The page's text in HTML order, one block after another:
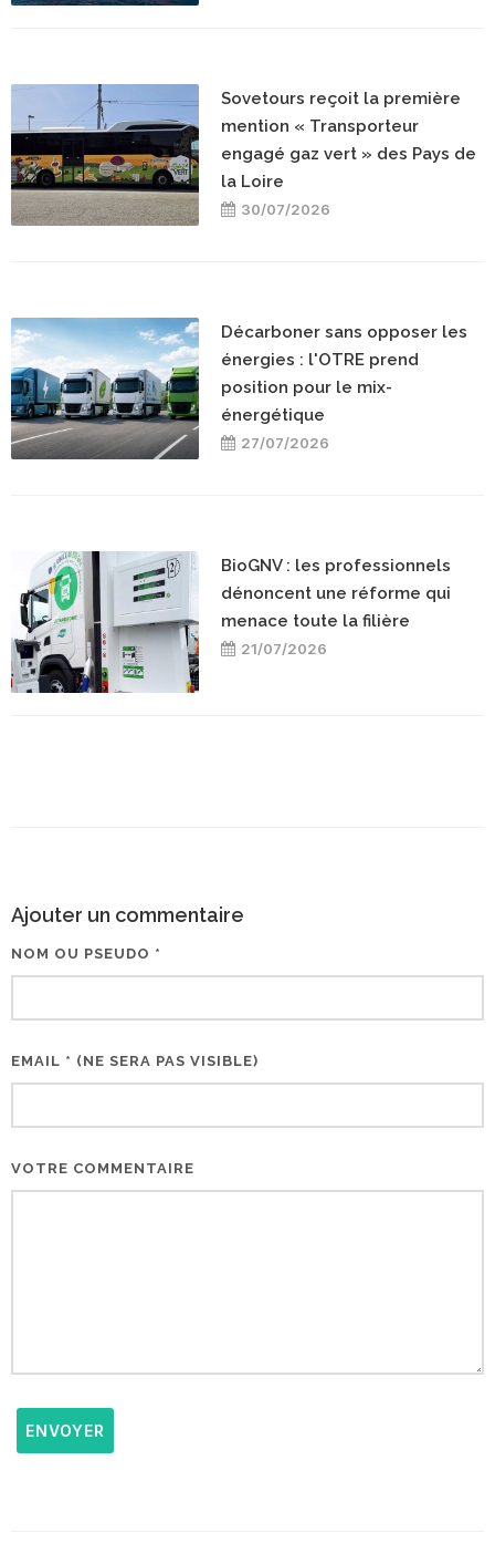
Sovetours reçoit la première
mention « Transporteur
engagé gaz vert » des Pays de
la Loire
30/07/2026
Décarboner sans opposer les
énergies : l'OTRE prend
position pour le mix-
énergétique
27/07/2026
BioGNV : les professionnels
dénoncent une réforme qui
menace toute la filière
21/07/2026
Ajouter un commentaire
NOM OU PSEUDO *
EMAIL * (NE SERA PAS VISIBLE)
VOTRE COMMENTAIRE
ENVOYER